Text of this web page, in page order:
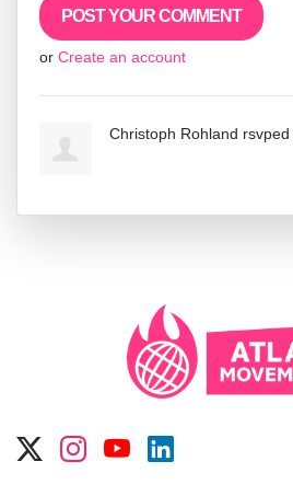
or Create an account
Christoph Rohland rsvped